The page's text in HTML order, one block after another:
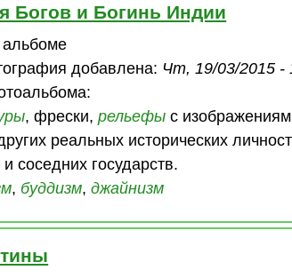
Богов и Богинь Индии
добавлена: Чт, 19/03/2015 -
, фрески,рельефы с
реальных исторических
соседних государств.
, буддизм,джайнизм